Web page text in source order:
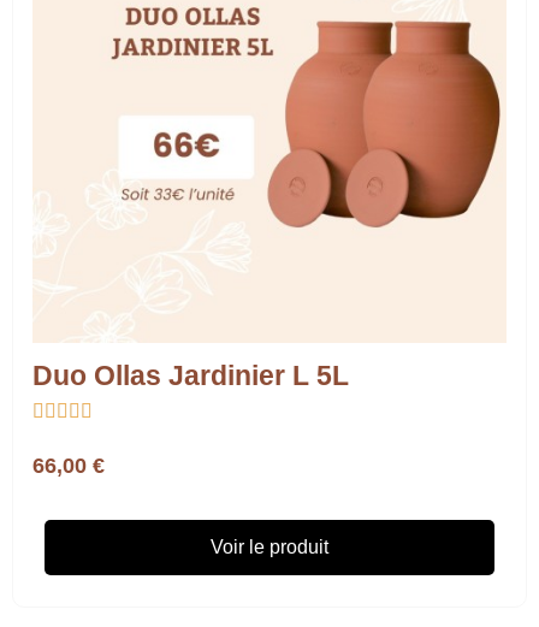
Duo Ollas Jardinier L 5L
    
66,00 €
Voir le produit